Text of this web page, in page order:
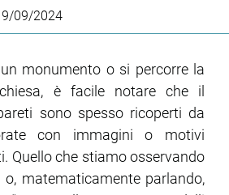
09/2024
monumento o si percorre la
è facile notare che il
sono spesso ricoperti da
con immagini o motivi
Quello che stiamo osservando
matematicamente parlando,